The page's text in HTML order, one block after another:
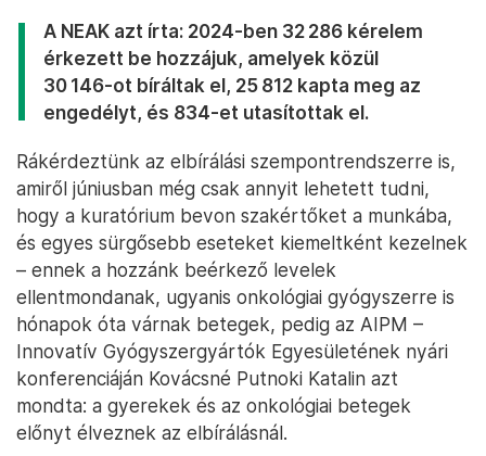
A NEAK azt írta: 2024-ben 32 286 kérelem
érkezett be hozzájuk, amelyek közül
30 146-ot bíráltak el, 25 812 kapta meg az
engedélyt, és 834-et utasítottak el.
Rákérdeztünk az elbírálási szempontrendszerre is,
amiről júniusban még csak annyit lehetett tudni,
hogy a kuratórium bevon szakértőket a munkába,
és egyes sürgősebb eseteket kiemeltként kezelnek
– ennek a hozzánk beérkező levelek
ellentmondanak, ugyanis onkológiai gyógyszerre is
hónapok óta várnak betegek, pedig az AIPM –
Innovatív Gyógyszergyártók Egyesületének nyári
konferenciáján Kovácsné Putnoki Katalin azt
mondta: a gyerekek és az onkológiai betegek
előnyt élveznek az elbírálásnál.